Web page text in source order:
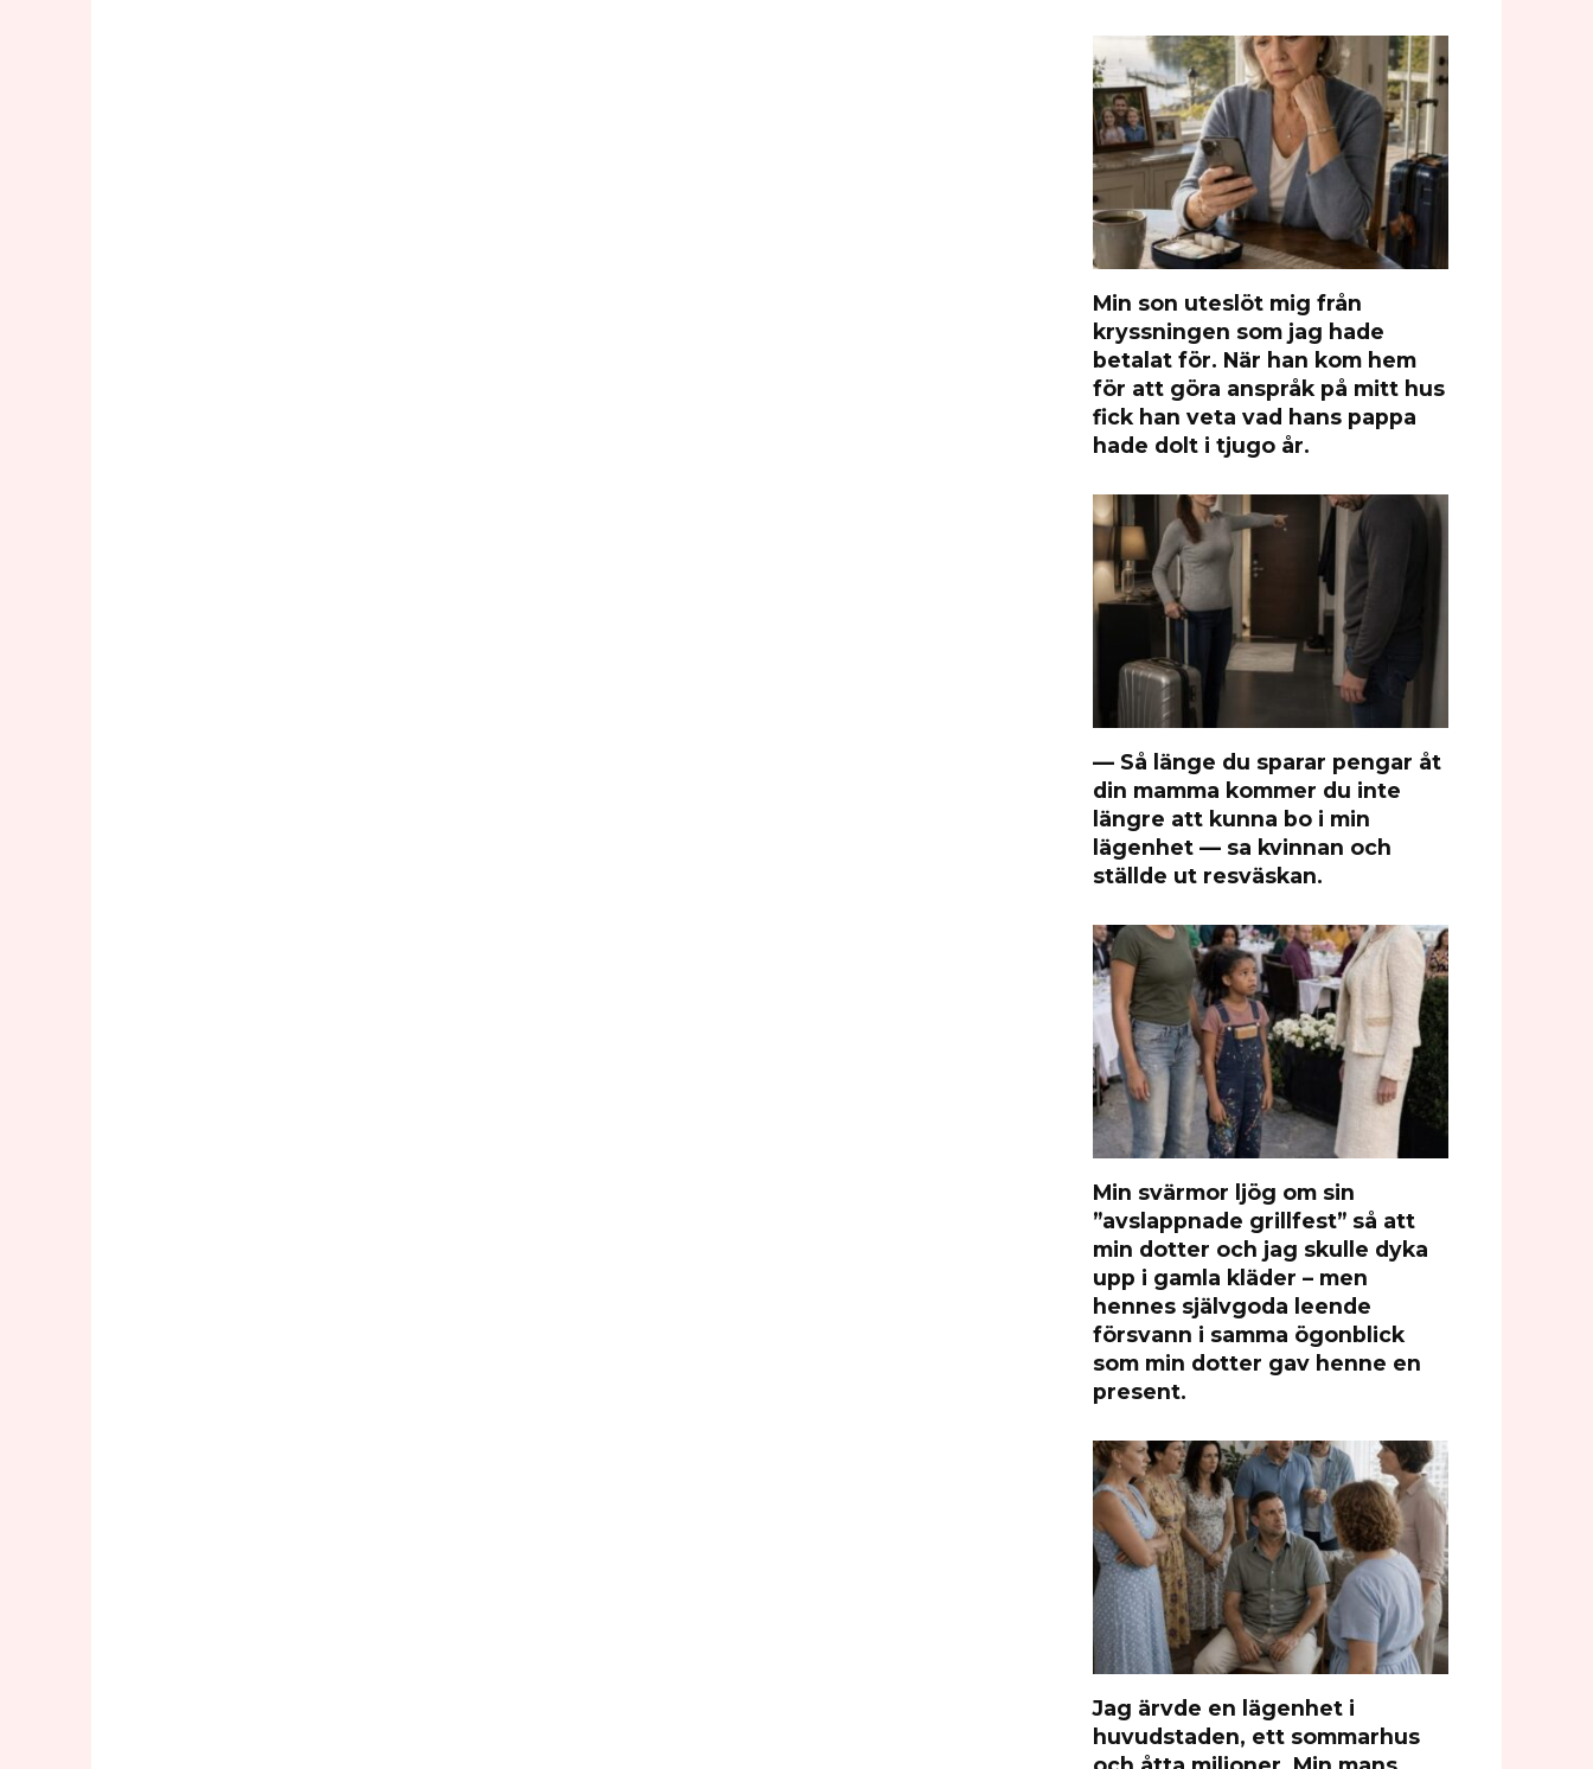
Min son uteslöt mig från
kryssningen som jag hade
betalat för. När han kom hem
för att göra anspråk på mitt hus
fick han veta vad hans pappa
hade dolt i tjugo år.
— Så länge du sparar pengar åt
din mamma kommer du inte
längre att kunna bo i min
lägenhet — sa kvinnan och
ställde ut resväskan.
Min svärmor ljög om sin
”avslappnade grillfest” så att
min dotter och jag skulle dyka
upp i gamla kläder – men
hennes självgoda leende
försvann i samma ögonblick
som min dotter gav henne en
present.
Jag ärvde en lägenhet i
huvudstaden, ett sommarhus